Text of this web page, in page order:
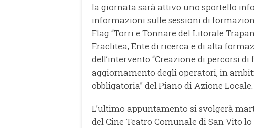
la giornata sarà attivo uno sportello
informazioni sulle sessioni di
Flag “Torri e Tonnare del Litorale
Eraclitea, Ente di ricerca e di alta
dell’intervento “Creazione di percorsi
aggiornamento degli operatori, in
obbligatoria” del Piano di Azione Locale.
L’ultimo appuntamento si svolgerà
del Cine Teatro Comunale di San Vito